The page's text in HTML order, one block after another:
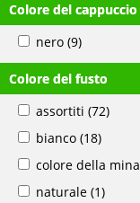
Colore del cappuccio
nero (9)
Colore del fusto
assortiti (72)
bianco (18)
colore della mina
naturale (1)